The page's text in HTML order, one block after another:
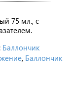
75 мл., с
Баллончик
, Баллончик